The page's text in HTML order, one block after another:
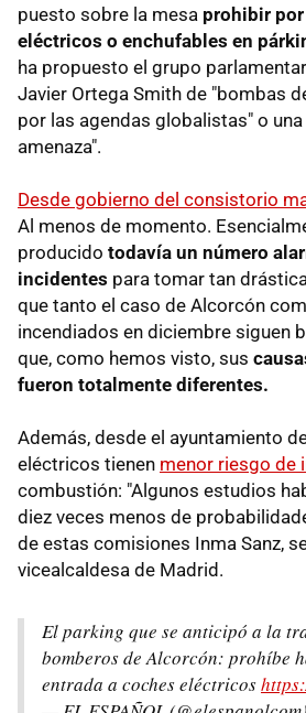
puesto sobre la mesa prohibir
eléctricos o enchufables en
ha propuesto el grupo
Javier Ortega Smith de "bombas
por las agendas globalistas" o
amenaza".
Desde gobierno del consistorio
Al menos de momento.
producido todavía un número
incidentes para tomar tan
que tanto el caso de Alcorcón
incendiados en diciembre siguen
que, como hemos visto, sus
fueron totalmente diferentes.
Además, desde el ayuntamiento
eléctricos tienen menor riesgo de
combustión: "Algunos estudios
diez veces menos de
de estas comisiones Inma Sanz,
vicealcaldesa de Madrid.
El parking que se anticipó a la
bomberos de Alcorcón: prohíbe
entrada a coches eléctricos